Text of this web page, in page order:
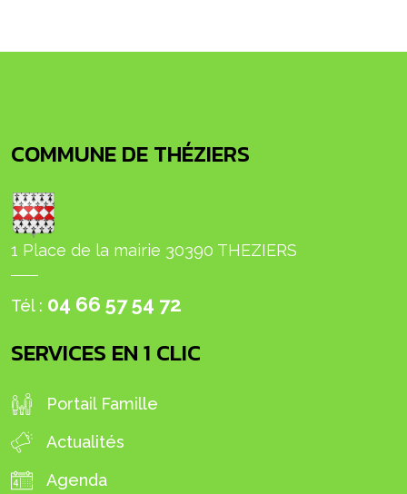
COMMUNE DE THÉZIERS
1 Place de la mairie 30390 THEZIERS
Tél : 04 66 57 54 72
SERVICES EN 1 CLIC
Portail Famille
Actualités
Agenda